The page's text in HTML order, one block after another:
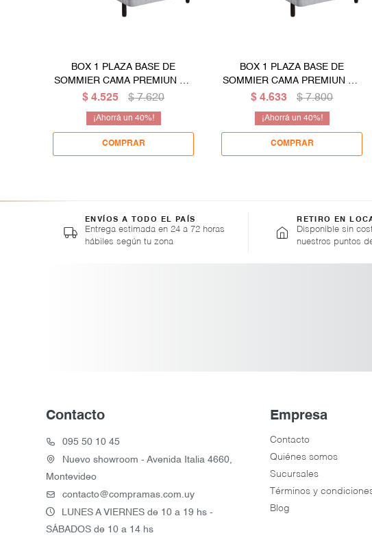
BOX 1 PLAZA BASE DE
SOMMIER CAMA PREMIUN DE
90 CM
$ 4.525 $ 7.620
40
BOX 1 PLAZA BASE DE
SOMMIER CAMA PREMIUN DE
80 CM
$ 4.633 $ 7.800
40
ENVÍOS A TODO EL PAÍS
Entrega estimada en 24 a 72 horas
hábiles según tu zona
RETIRO EN
Disponible sin
nuestros puntos
Contacto
095 50 10 45
Nuevo showroom - Avenida Italia 4660,
Montevideo
contacto@compramas.com.uy
LUNES A VIERNES de 10 a 19 hs -
SÁBADOS de 10 a 14 hs
Empresa
Contacto
Quiénes somos
Sucursales
Términos y
Blog